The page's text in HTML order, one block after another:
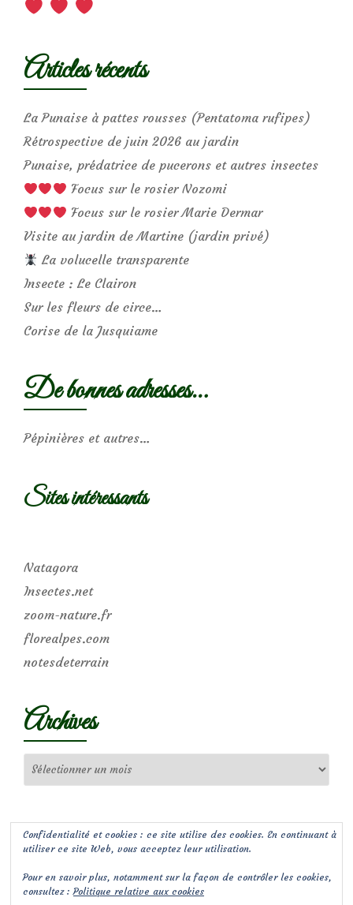
Articles récents
La Punaise à pattes rousses (Pentatoma rufipes)
Rétrospective de juin 2026 au jardin
Punaise, prédatrice de pucerons et autres insectes
Focus sur le rosier Nozomi
Focus sur le rosier Marie Dermar
Visite au jardin de Martine (jardin privé)
La volucelle transparente
Insecte : Le Clairon
Sur les fleurs de circe…
Corise de la Jusquiame
De bonnes adresses…
Pépinières et autres…
Sites intéressants
Natagora
Insectes.net
zoom-nature.fr
florealpes.com
notesdeterrain
Archives
Confidentialité et cookies : ce site utilise des cookies. En continuant à
utiliser ce site Web, vous acceptez leur utilisation.
Pour en savoir plus, notamment sur la façon de contrôler les cookies,
consultez :Politique relative aux cookies